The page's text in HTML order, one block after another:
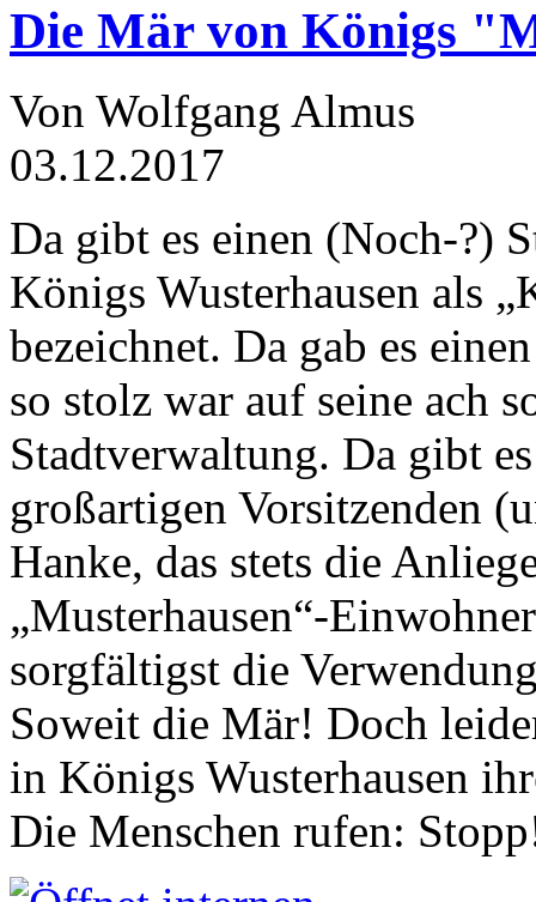
Die Mär von Königs
Von Wolfgang Almus
03.12.2017
Da gibt es einen (Noch-?)
Königs Wusterhausen als
bezeichnet. Da gab es
so stolz war auf seine ach
Stadtverwaltung. Da gibt
großartigen Vorsitzenden
Hanke, das stets die
„Musterhausen“-
sorgfältigst die
Soweit die Mär! Doch
in Königs Wusterhausen
Die Menschen rufen: